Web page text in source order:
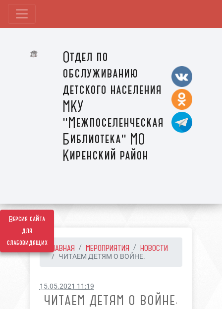
Версия сайта
для
слабовидящих
Отдел по
обслуживанию
детского населения
МКУ
"Межпоселенческая
Библиотека" МО
Киренский район
ГЛАВНАЯ МЕРОПРИЯТИЯ НОВОСТИ
ЧИТАЕМ ДЕТЯМ О ВОЙНЕ.
15.05.2021 11:19
ЧИТАЕМ ДЕТЯМ О ВОЙНЕ.